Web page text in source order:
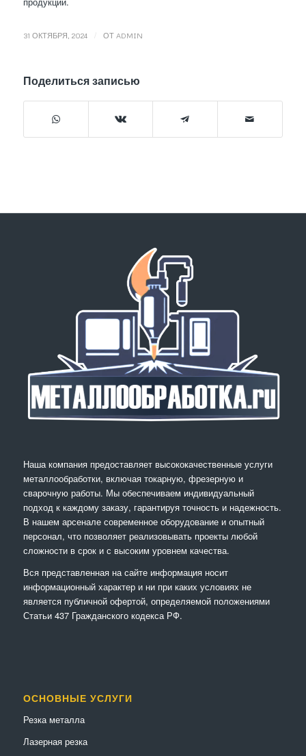
31 ОКТЯБРЯ, 2024 ОТ ADMIN
Поделиться записью
Наша компания предоставляет высококачественные услуги
металлообработки, включая токарную, фрезерную и
сварочную работы. Мы обеспечиваем индивидуальный
подход к каждому заказу, гарантируя точность и надежность.
В нашем арсенале современное оборудование и опытный
персонал, что позволяет реализовывать проекты любой
сложности в срок и с высоким уровнем качества.
Вся представленная на сайте информация носит
информационный характер и ни при каких условиях не
является публичной офертой, определяемой положениями
Статьи 437 Гражданского кодекса РФ.
ОСНОВНЫЕ УСЛУГИ
Резка металла
Лазерная резка